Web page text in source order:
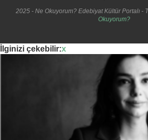
2025 - Ne Okuyorum? Edebiyat Kültür Portalı -
Okuyorum?
İlginizi çekebilir:x